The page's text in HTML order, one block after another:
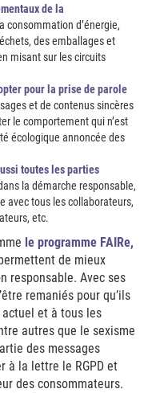
de la
consommation d’énergie,
des emballages et
misant sur les circuits
pour la prise de parole
et de contenus sincères
le comportement qui n’est
écologique annoncée des
toutes les parties
la démarche responsable,
avec tous les collaborateurs,
etc.
le programme FAIRe,
de mieux
responsable. Avec ses
remaniés pour qu’ils
et à tous les
autres que le sexisme
des messages
à la lettre le RGPD et
des consommateurs.